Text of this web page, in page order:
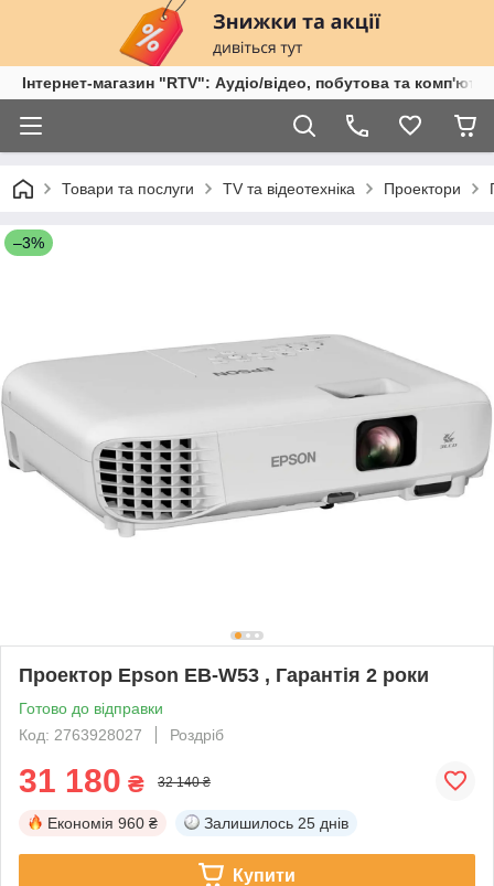
Інтернет-магазин "RTV": Аудіо/відео, побутова та
Товари та послуги TV та відеотехніка Проектори
–3%
Проектор Epson EB-W53 , Гарантія 2 роки
Готово до відправки
Код: 2763928027
Роздріб
31 180 ₴ 32 140 ₴
Економія 960 ₴ Залишилось 25 днів
Купити